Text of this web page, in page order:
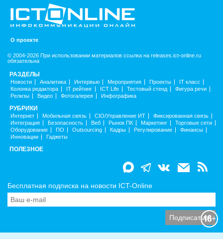
О проекте
© 2004-2026 При использовании материалов ссылка на releases.ict-online.ru
обязательна
РАЗДЕЛЫ
Новости Аналитика Интервью Мероприятия Проекты
IT класс
Колонка редактора
IT рейтинг ICT Life Тестовый стенд
Фигура речи
Релизы
Видео Фотогалерея Инфографика
РУБРИКИ
Интернет Мобильная связь CIO/Управление ИТ
Фиксированная связь
Интеграция
Безопасность Веб Рынок ПК Маркетинг
Торговые сети
Оборудование
ПО Outsourcing Кадры Регулирование
Финансы
Инновации
Гаджеты
ПОЛЕЗНОЕ
Бесплатная подписка на новости ICT-Online